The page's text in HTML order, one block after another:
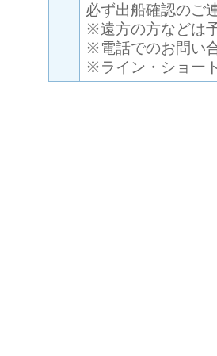
必ず出船確認のご
※遠方の方などは
※電話でのお問い
※ライン・ショー